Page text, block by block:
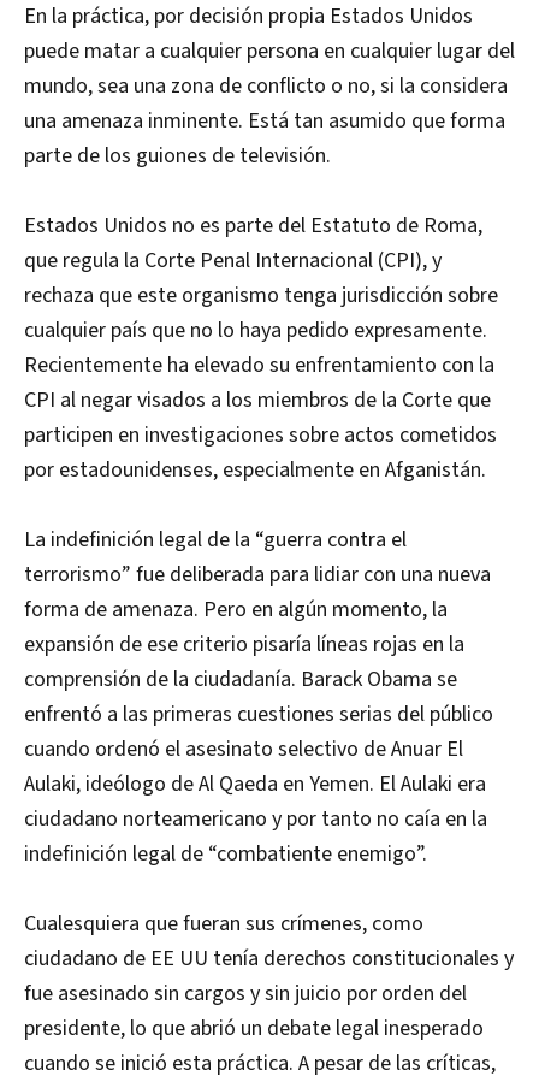
En la práctica, por decisión propia Estados Unidos
puede matar a cualquier persona en cualquier lugar del
mundo, sea una zona de conflicto o no, si la considera
una amenaza inminente. Está tan asumido que forma
parte de los guiones de televisión.
Estados Unidos no es parte del Estatuto de Roma,
que regula la Corte Penal Internacional (CPI), y
rechaza que este organismo tenga jurisdicción sobre
cualquier país que no lo haya pedido expresamente.
Recientemente ha elevado su enfrentamiento con la
CPI al negar visados a los miembros de la Corte que
participen en investigaciones sobre actos cometidos
por estadounidenses, especialmente en Afganistán.
La indefinición legal de la “guerra contra el
terrorismo” fue deliberada para lidiar con una nueva
forma de amenaza. Pero en algún momento, la
expansión de ese criterio pisaría líneas rojas en la
comprensión de la ciudadanía. Barack Obama se
enfrentó a las primeras cuestiones serias del público
cuando ordenó el asesinato selectivo de Anuar El
Aulaki, ideólogo de Al Qaeda en Yemen. El Aulaki era
ciudadano norteamericano y por tanto no caía en la
indefinición legal de “combatiente enemigo”.
Cualesquiera que fueran sus crímenes, como
ciudadano de EE UU tenía derechos constitucionales y
fue asesinado sin cargos y sin juicio por orden del
presidente, lo que abrió un debate legal inesperado
cuando se inició esta práctica. A pesar de las críticas,